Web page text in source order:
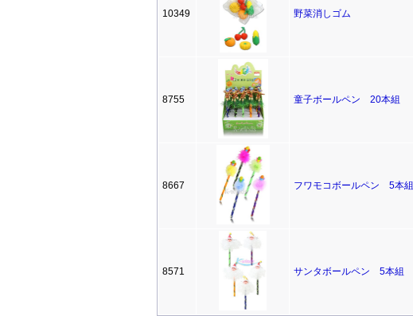
10349 野菜消しゴム
8755 童子ボールペン 20本組
8667 フワモコボールペン 5本組
8571 サンタボールペン 5本組